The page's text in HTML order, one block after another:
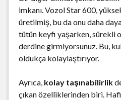
imkanı. Vozol Star 600,
üretilmiş, bu da onu daha
tütün keyfi yaşarken, sürekli
derdine girmiyorsunuz. Bu,
oldukça kolaylaştırıyor.
Ayrıca, kolay taşınabilirlik
çıkan özelliklerinden biri.